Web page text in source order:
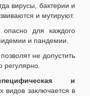
вирусы, бактерии и
и мутируют.
опасно для каждого
и пандемии.
не допустить
регулярно.
и
видов заключается в